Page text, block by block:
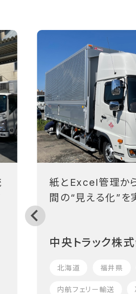
紙とExcel管理か
間の“見える化”を
中央トラック株
北海道 福井県
内航フェリー輸送